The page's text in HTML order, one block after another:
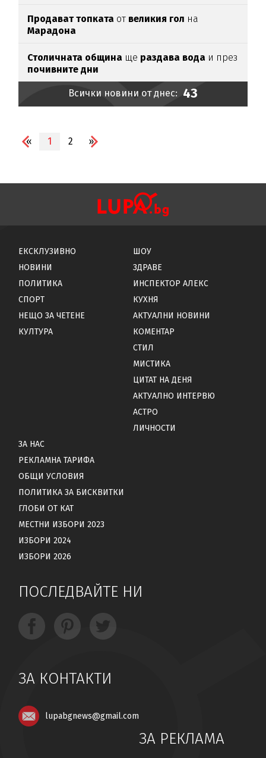
Продават топката от великия гол на
Марадона
Столичната община ще раздава вода и през
почивните дни
Всички новини от днес: 43
« 1 2 »
ЕКСКЛУЗИВНО
НОВИНИ
ПОЛИТИКА
СПОРТ
НЕЩО ЗА ЧЕТЕНЕ
КУЛТУРА
ШОУ
ЗДРАВЕ
ИНСПЕКТОР АЛЕКС
КУХНЯ
АКТУАЛНИ НОВИНИ
КОМЕНТАР
СТИЛ
МИСТИКА
ЦИТАТ НА ДЕНЯ
АКТУАЛНО ИНТЕРВЮ
АСТРО
ЛИЧНОСТИ
ЗА НАС
РЕКЛАМНА ТАРИФА
ОБЩИ УСЛОВИЯ
ПОЛИТИКА ЗА БИСКВИТКИ
ГЛОБИ ОТ КАТ
МЕСТНИ ИЗБОРИ 2023
ИЗБОРИ 2024
ИЗБОРИ 2026
ПОСЛЕДВАЙТЕ НИ
ЗА КОНТАКТИ
lupabgnews@gmail.com
ЗА РЕКЛАМА